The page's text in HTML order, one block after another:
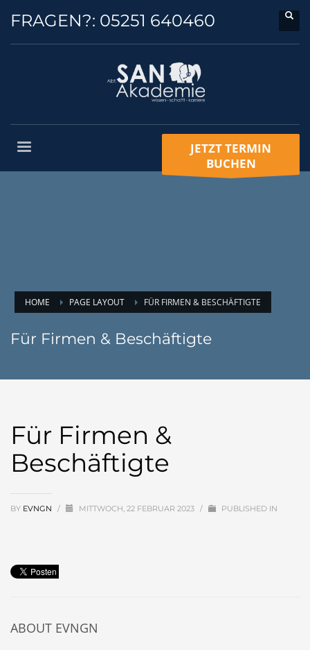
FRAGEN?: 05251 640460
JETZT TERMIN
BUCHEN
HOME PAGE LAYOUT FÜR FIRMEN & BESCHÄFTIGTE
Für Firmen & Beschäftigte
Für Firmen &
Beschäftigte
BY EVNGN / MITTWOCH, 22 FEBRUAR 2023 / PUBLISHED IN
ABOUT EVNGN